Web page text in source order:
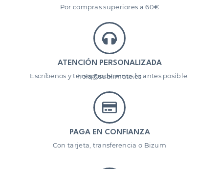
Por compras superiores a 60€
ATENCIÓN PERSONALIZADA
Escríbenos y te responderemos lo antes posible: hola@sublimate.es
PAGA EN CONFIANZA
Con tarjeta, transferencia o Bizum